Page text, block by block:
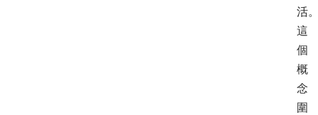
活
這
個
概
念
圍